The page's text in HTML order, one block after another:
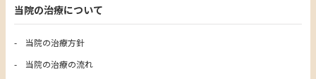
当院の治療について
当院の治療方針
当院の治療の流れ